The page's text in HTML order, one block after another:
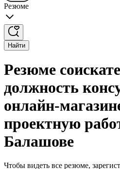
Резюме
Найти
Резюме
должность
онлайн-
проектную
Балашове
Чтобы видеть все резюме,